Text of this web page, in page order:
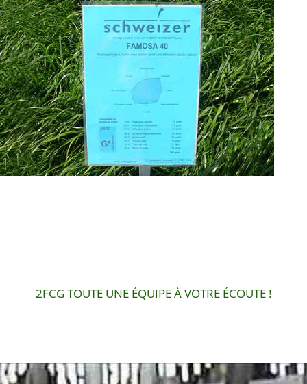
2FCG TOUTE UNE ÉQUIPE À VOTRE ÉCOUTE !